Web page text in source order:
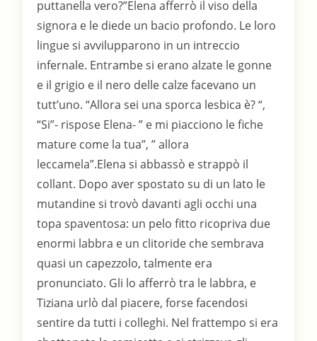
puttanella vero?”Elena afferrò il viso della
signora e le diede un bacio profondo. Le loro
lingue si avvilupparono in un intreccio
infernale. Entrambe si erano alzate le gonne
e il grigio e il nero delle calze facevano un
tutt’uno. “Allora sei una sporca lesbica è? “,
“Si”- rispose Elena- ” e mi piacciono le fiche
mature come la tua”, ” allora
leccamela”.Elena si abbassò e strappò il
collant. Dopo aver spostato su di un lato le
mutandine si trovò davanti agli occhi una
topa spaventosa: un pelo fitto ricopriva due
enormi labbra e un clitoride che sembrava
quasi un capezzolo, talmente era
pronunciato. Gli lo afferrò tra le labbra, e
Tiziana urlò dal piacere, forse facendosi
sentire da tutti i colleghi. Nel frattempo si era